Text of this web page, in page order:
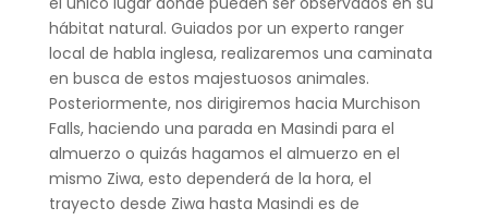
hábitat natural. Guiados por un experto ranger
local de habla inglesa, realizaremos una caminata
en busca de estos majestuosos animales.
Posteriormente, nos dirigiremos hacia Murchison
Falls, haciendo una parada en Masindi para el
almuerzo o quizás hagamos el almuerzo en el
mismo Ziwa, esto dependerá de la hora, el
trayecto desde Ziwa hasta Masindi es de